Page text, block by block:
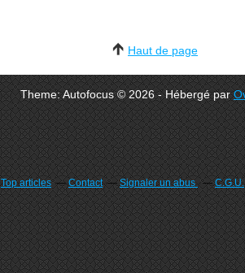
Haut de page
Theme: Autofocus © 2026 - Hébergé par
Top articles Contact Signaler un abus C.G.U.